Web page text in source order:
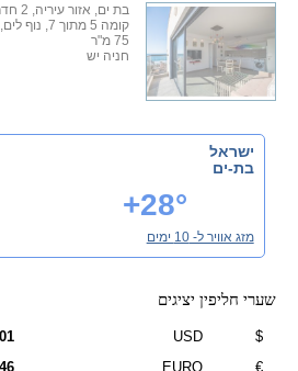
בת ים, אזור עיריה, 2 חדרי שינה + סלון
קומה 5 מתוך 7, נוף לים, שטח דירה
75 מ"ר
חניה יש
ישראל
בת-ים
+28°
מזג אוויר ל- 10 ימים
שערי חליפין יציגים
$
USD
€
EURO